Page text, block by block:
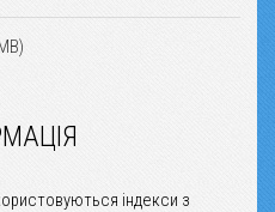
індекси з